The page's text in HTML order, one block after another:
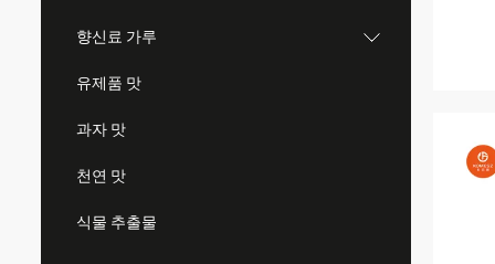
향신료 가루
유제품 맛
과자 맛
천연 맛
식물 추출물